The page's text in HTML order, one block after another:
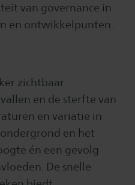
van governance in
en ontwikkelpunten.
zichtbaar.
en de sterfte van
en variatie in
en het
én een gevolg
De snelle